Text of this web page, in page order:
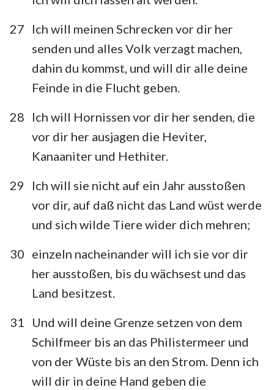
27
Ich will meinen Schrecken vor dir her
senden und alles Volk verzagt machen,
dahin du kommst, und will dir alle deine
Feinde in die Flucht geben.
28
Ich will Hornissen vor dir her senden, die
vor dir her ausjagen die Heviter,
Kanaaniter und Hethiter.
29
Ich will sie nicht auf ein Jahr ausstoßen
vor dir, auf daß nicht das Land wüst werde
und sich wilde Tiere wider dich mehren;
30 einzeln nacheinander will ich sie vor dir
her ausstoßen, bis du wächsest und das
Land besitzest.
31
Und will deine Grenze setzen von dem
Schilfmeer bis an das Philistermeer und
von der Wüste bis an den Strom. Denn ich
will dir in deine Hand geben die